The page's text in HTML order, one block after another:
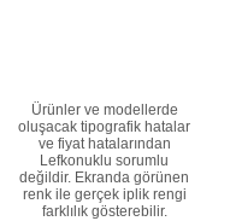
Ürünler ve modellerde
oluşacak tipografik hatalar
ve fiyat hatalarından
Lefkonuklu sorumlu
değildir. Ekranda görünen
renk ile gerçek iplik rengi
farklılık gösterebilir.